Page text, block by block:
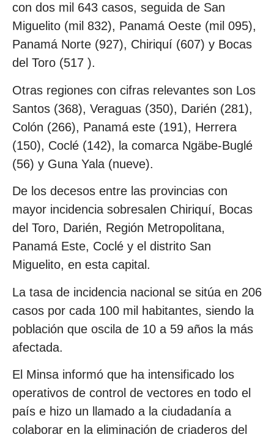
con dos mil 643 casos, seguida de San
Miguelito (mil 832), Panamá Oeste (mil 095),
Panamá Norte (927), Chiriquí (607) y Bocas
del Toro (517 ).
Otras regiones con cifras relevantes son Los
Santos (368), Veraguas (350), Darién (281),
Colón (266), Panamá este (191), Herrera
(150), Coclé (142), la comarca Ngäbe-Buglé
(56) y Guna Yala (nueve).
De los decesos entre las provincias con
mayor incidencia sobresalen Chiriquí, Bocas
del Toro, Darién, Región Metropolitana,
Panamá Este, Coclé y el distrito San
Miguelito, en esta capital.
La tasa de incidencia nacional se sitúa en 206
casos por cada 100 mil habitantes, siendo la
población que oscila de 10 a 59 años la más
afectada.
El Minsa informó que ha intensificado los
operativos de control de vectores en todo el
país e hizo un llamado a la ciudadanía a
colaborar en la eliminación de criaderos del